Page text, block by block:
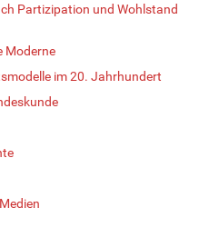
Partizipation und Wohlstand
Moderne
im 20. Jahrhundert